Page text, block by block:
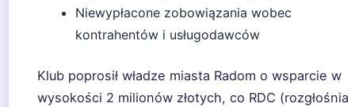
Niewypłacone zobowiązania wobec
kontrahentów i usługodawców
Klub poprosił władze miasta Radom o wsparcie w
wysokości 2 milionów złotych, co RDC (rozgłośnia